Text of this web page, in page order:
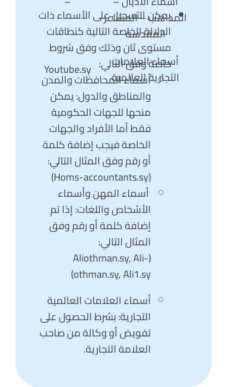
المذاهب – المشاعر
المقدسة
أسماء العلامات
التجارية العالمية
Youtube.sy
يمكن التسجيل على الأسماء ذات
الدلالة الخاصة التالية كنطاقات
مستوى ثان وذلك وفق شروط
خاصة وفق التالي:
أسماء المحافظات والمدن
والمناطق والدول: يمكن
منحها للجهات الحكومية
فقط أما الأفراد والجهات
الخاصة فيجب إضافة كلمة
أو رقم وفق المثال التالي:
(Homs-accountants.sy)
أسماء المهن وأسماء
الأشخاص واللغات: إذا تم
إضافة كلمة أو رقم وفق
المثال التالي:
(Aliothman.sy, Ali-
othman.sy, Ali1.sy)
أسماء العلامات العالمية
التجارية: بشرط الحصول على
تفويض أو وكالة من صاحب
العلامة التجارية.